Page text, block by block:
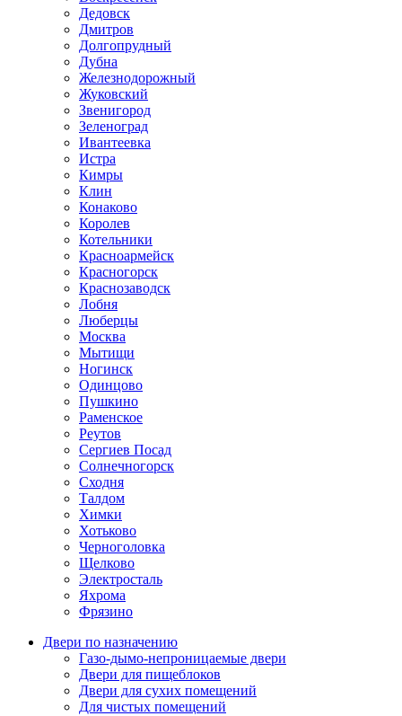
Дедовск
Дмитров
Долгопрудный
Дубна
Железнодорожный
Жуковский
Звенигород
Зеленоград
Ивантеевка
Истра
Кимры
Клин
Конаково
Королев
Котельники
Красноармейск
Красногорск
Краснозаводск
Лобня
Люберцы
Москва
Мытищи
Ногинск
Одинцово
Пушкино
Раменское
Реутов
Сергиев Посад
Солнечногорск
Сходня
Талдом
Химки
Хотьково
Черноголовка
Щелково
Электросталь
Яхрома
Фрязино
Двери по назначению
Газо-дымо-непроницаемые двери
Двери для пищеблоков
Двери для сухих помещений
Для чистых помещений